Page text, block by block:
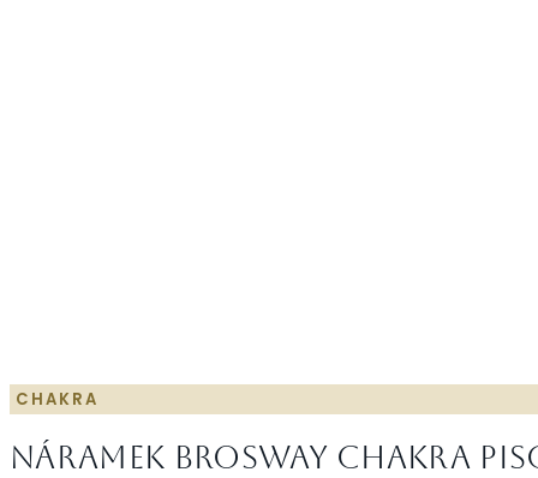
CHAKRA
Náramek Brosway Chakra